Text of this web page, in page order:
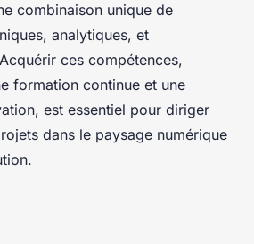
combinaison unique de
analytiques, et
ces compétences,
formation continue et une
est essentiel pour diriger
dans le paysage numérique